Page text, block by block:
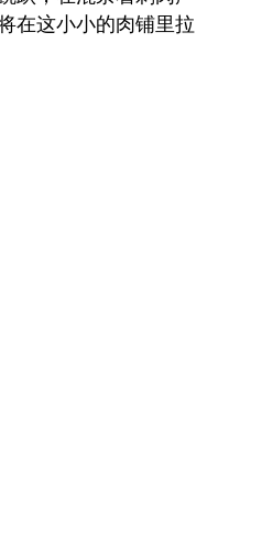
在这小小的肉铺里拉